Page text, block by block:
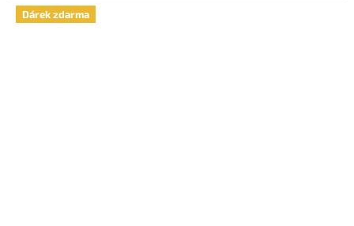
Dárek zdarma